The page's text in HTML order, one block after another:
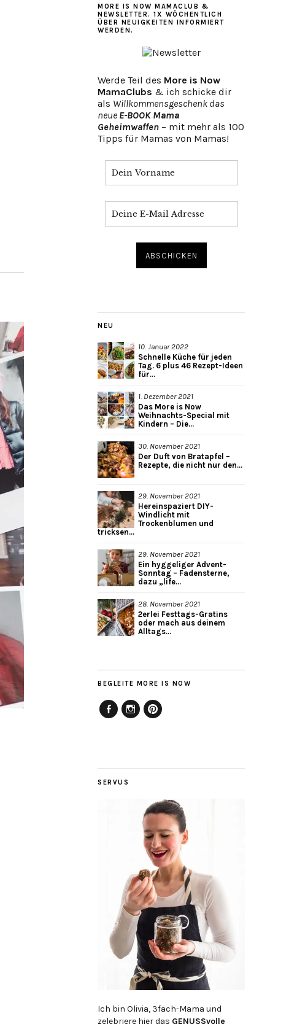
MORE IS NOW MAMACLUB &
NEWSLETTER. 1X WÖCHENTLICH
ÜBER NEUIGKEITEN INFORMIERT
WERDEN.
Werde Teil des More is Now
MamaClubs & ich schicke dir
als Willkommensgeschenk das
neue E-BOOK Mama
Geheimwaffen – mit mehr als 100
Tipps für Mamas von Mamas!
NEU
10. Januar 2022
Schnelle Küche für jeden
Tag. 6 plus 46 Rezept-Ideen
für...
1. Dezember 2021
Das More is Now
Weihnachts-Special mit
Kindern – Die...
30. November 2021
Der Duft von Bratapfel –
Rezepte, die nicht nur den...
29. November 2021
Hereinspaziert DIY-
Windlicht mit
Trockenblumen und
tricksen...
29. November 2021
Ein hyggeliger Advent-
Sonntag – Fadensterne,
dazu „life...
28. November 2021
2erlei Festtags-Gratins
oder mach aus deinem
Alltags...
BEGLEITE MORE IS NOW
SERVUS
Ich bin Olivia, 3fach-Mama und
zelebriere hier das GENUSSvolle